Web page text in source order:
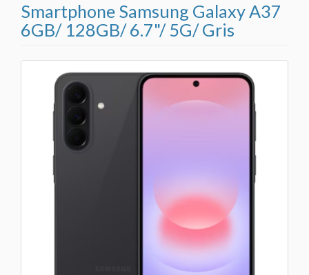
Smartphone Samsung Galaxy A37
6GB/ 128GB/ 6.7"/ 5G/ Gris